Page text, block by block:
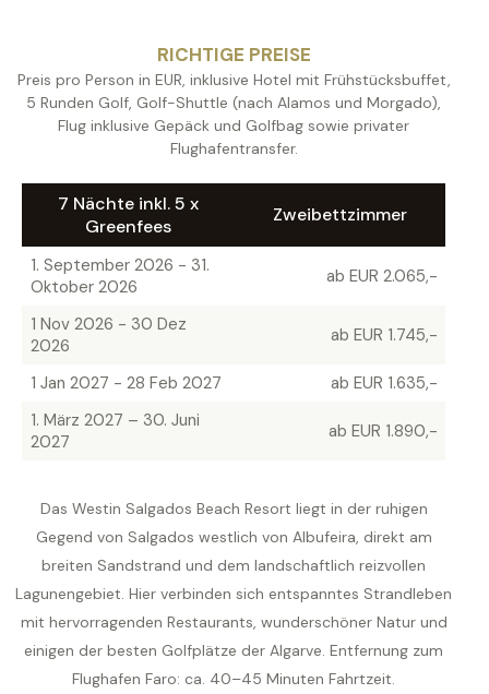
RICHTIGE PREISE
Preis pro Person in EUR, inklusive Hotel mit Frühstücksbuffet,
5 Runden Golf, Golf-Shuttle (nach Alamos und Morgado),
Flug inklusive Gepäck und Golfbag sowie privater
Flughafentransfer.
7 Nächte inkl. 5 x
Greenfees
Zweibettzimmer
1. September 2026 - 31.
Oktober 2026
ab EUR 2.065,-
1 Nov 2026 - 30 Dez
2026
ab EUR 1.745,-
1 Jan 2027 - 28 Feb 2027
ab EUR 1.635,-
1. März 2027 – 30. Juni
2027
ab EUR 1.890,-
Das Westin Salgados Beach Resort liegt in der ruhigen
Gegend von Salgados westlich von Albufeira, direkt am
breiten Sandstrand und dem landschaftlich reizvollen
Lagunengebiet. Hier verbinden sich entspanntes Strandleben
mit hervorragenden Restaurants, wunderschöner Natur und
einigen der besten Golfplätze der Algarve. Entfernung zum
Flughafen Faro: ca. 40–45 Minuten Fahrtzeit.